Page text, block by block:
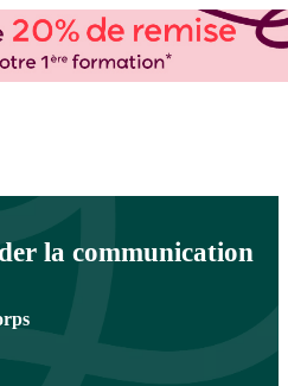
de formation à Paris et en régions
la communication